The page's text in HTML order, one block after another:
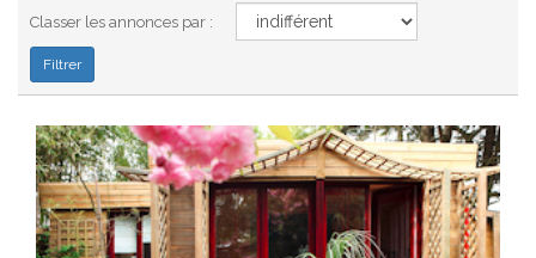
Classer les annonces par :